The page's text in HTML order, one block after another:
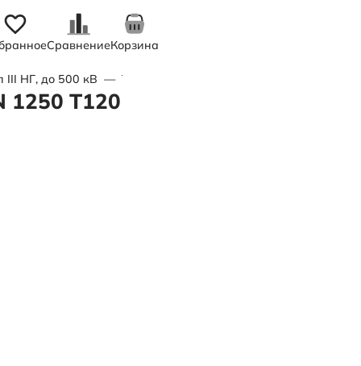
СравнениеКорзина
НГ, до 500 кВ — Труба полимерная трехслойная
1250 Т120